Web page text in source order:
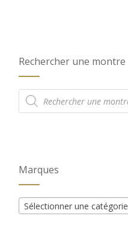
Rechercher une montre
Recherche
de
produits
Marques
Sélectionner une catégorie